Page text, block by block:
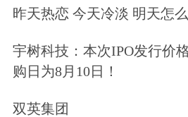
网、城市地下管网、
设”，将算力网和水、
施放在同等重要的位置
中共中央政治局会议中
昨天热恋 今天冷淡 明天怎
宇树科技：本次IPO发行价
购日为8月10日！
双英集团